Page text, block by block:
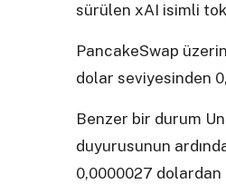
sürülen xAI isimli
PancakeSwap
dolar seviyesinden
Benzer bir durum
duyurusunun
0,0000027 dolardan